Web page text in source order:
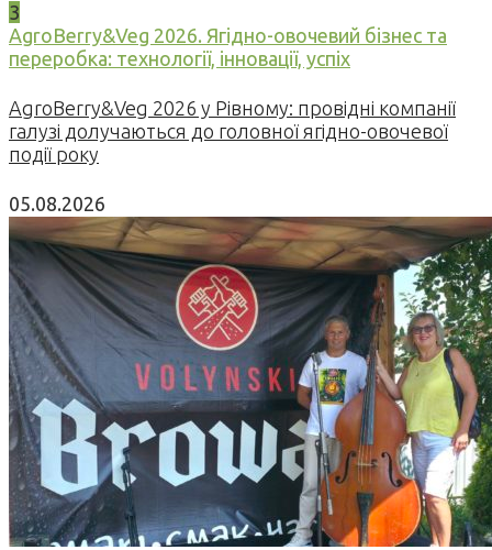
3
AgroBerry&Veg 2026. Ягідно-овочевий бізнес та
переробка: технології, інновації, успіх
AgroBerry&Veg 2026 у Рівному: провідні компанії
галузі долучаються до головної ягідно-овочевої
події року
05.08.2026